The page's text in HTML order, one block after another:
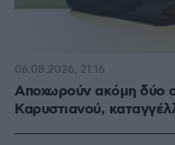
Αποχωρούν ακόμη δύο
Καρυστιανού,
06.08.2026, 21:16